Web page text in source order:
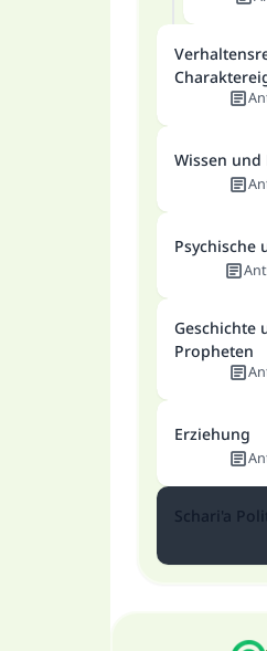
Wissen und
Psychische
Geschichte
Propheten
Erziehung
Schari'a